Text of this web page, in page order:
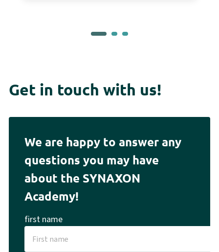
Get in touch with us!
We are happy to answer any
questions you may have
about the SYNAXON
Academy!
first name